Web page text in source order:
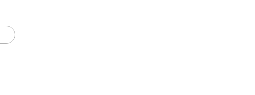
al Congreso contra el proyecto oficial de Ley de Propiedad